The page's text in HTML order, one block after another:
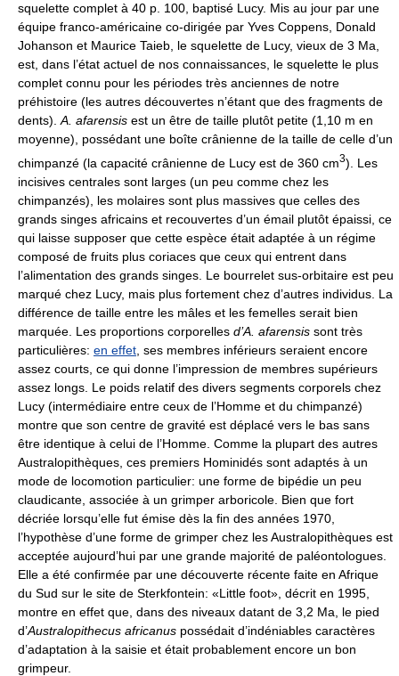
squelette complet à 40 p. 100, baptisé Lucy. Mis au jour par une
équipe franco-américaine co-dirigée par Yves Coppens, Donald
Johanson et Maurice Taieb, le squelette de Lucy, vieux de 3 Ma,
est, dans l’état actuel de nos connaissances, le squelette le plus
complet connu pour les périodes très anciennes de notre
préhistoire (les autres découvertes n’étant que des fragments de
dents). A. afarensis est un être de taille plutôt petite (1,10 m en
moyenne), possédant une boîte crânienne de la taille de celle d’un
chimpanzé (la capacité crânienne de Lucy est de 360 cm3). Les
incisives centrales sont larges (un peu comme chez les
chimpanzés), les molaires sont plus massives que celles des
grands singes africains et recouvertes d’un émail plutôt épaissi, ce
qui laisse supposer que cette espèce était adaptée à un régime
composé de fruits plus coriaces que ceux qui entrent dans
l’alimentation des grands singes. Le bourrelet sus-orbitaire est peu
marqué chez Lucy, mais plus fortement chez d’autres individus. La
différence de taille entre les mâles et les femelles serait bien
marquée. Les proportions corporelles d’A. afarensis sont très
particulières: en effet , ses membres inférieurs seraient encore
assez courts, ce qui donne l’impression de membres supérieurs
assez longs. Le poids relatif des divers segments corporels chez
Lucy (intermédiaire entre ceux de l’Homme et du chimpanzé)
montre que son centre de gravité est déplacé vers le bas sans
être identique à celui de l’Homme. Comme la plupart des autres
Australopithèques, ces premiers Hominidés sont adaptés à un
mode de locomotion particulier: une forme de bipédie un peu
claudicante, associée à un grimper arboricole. Bien que fort
décriée lorsqu’elle fut émise dès la fin des années 1970,
l’hypothèse d’une forme de grimper chez les Australopithèques est
acceptée aujourd’hui par une grande majorité de paléontologues.
Elle a été confirmée par une découverte récente faite en Afrique
du Sud sur le site de Sterkfontein: «Little foot», décrit en 1995,
montre en effet que, dans des niveaux datant de 3,2 Ma, le pied
d’Australopithecus africanus possédait d’indéniables caractères
d’adaptation à la saisie et était probablement encore un bon
grimpeur.